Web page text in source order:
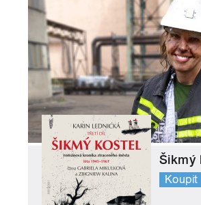
Šikmý
Koupit